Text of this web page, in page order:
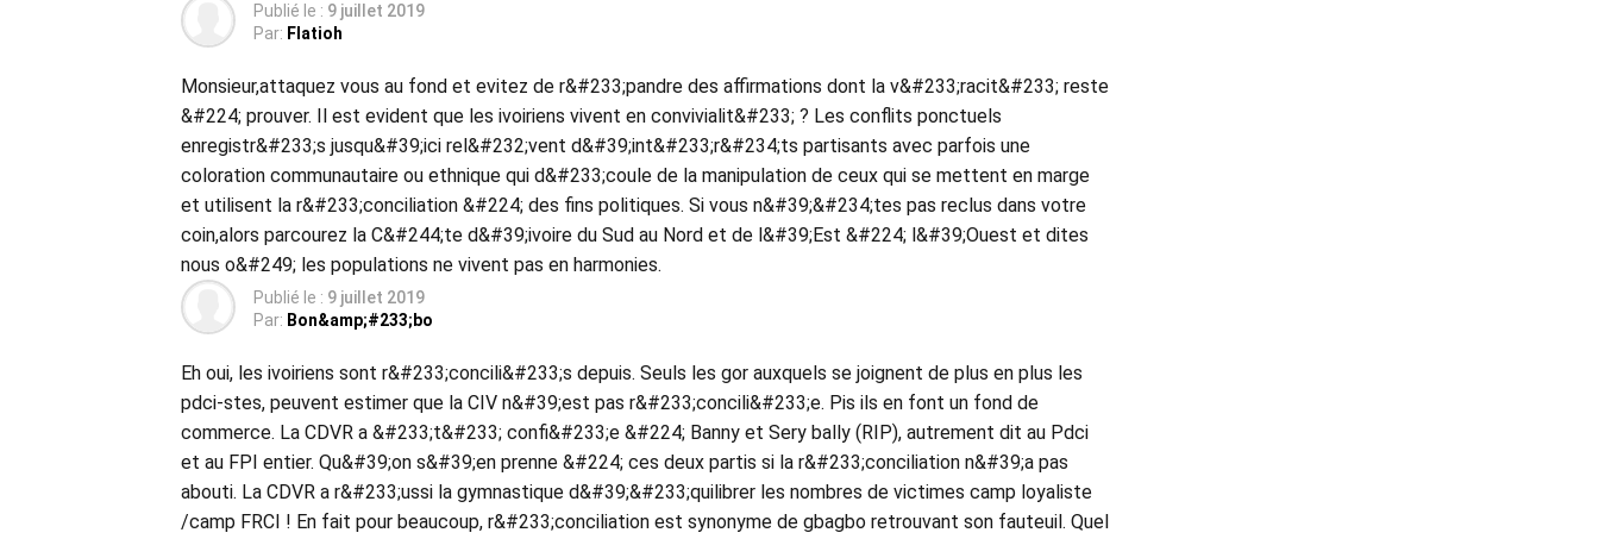
Publié le : 9 juillet 2019
Par: Flatioh
Monsieur,attaquez vous au fond et evitez de r&#233;pandre des affirmations dont la v&#233;racit&#233; reste
&#224; prouver. Il est evident que les ivoiriens vivent en convivialit&#233; ? Les conflits ponctuels
enregistr&#233;s jusqu&#39;ici rel&#232;vent d&#39;int&#233;r&#234;ts partisants avec parfois une
coloration communautaire ou ethnique qui d&#233;coule de la manipulation de ceux qui se mettent en marge
et utilisent la r&#233;conciliation &#224; des fins politiques. Si vous n&#39;&#234;tes pas reclus dans votre
coin,alors parcourez la C&#244;te d&#39;ivoire du Sud au Nord et de l&#39;Est &#224; l&#39;Ouest et dites
nous o&#249; les populations ne vivent pas en harmonies.
Publié le : 9 juillet 2019
Par: Bon&amp;#233;bo
Eh oui, les ivoiriens sont r&#233;concili&#233;s depuis. Seuls les gor auxquels se joignent de plus en plus les
pdci-stes, peuvent estimer que la CIV n&#39;est pas r&#233;concili&#233;e. Pis ils en font un fond de
commerce. La CDVR a &#233;t&#233; confi&#233;e &#224; Banny et Sery bally (RIP), autrement dit au Pdci
et au FPI entier. Qu&#39;on s&#39;en prenne &#224; ces deux partis si la r&#233;conciliation n&#39;a pas
abouti. La CDVR a r&#233;ussi la gymnastique d&#39;&#233;quilibrer les nombres de victimes camp loyaliste
/camp FRCI ! En fait pour beaucoup, r&#233;conciliation est synonyme de gbagbo retrouvant son fauteuil. Quel